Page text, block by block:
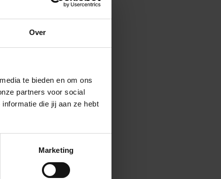
Over
te bieden en om ons
partners voor social
die jij aan ze hebt
Marketing
nog enige tijd
vertrek.